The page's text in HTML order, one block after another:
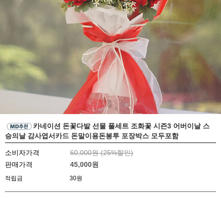
카네이션 돈꽃다발 선물 풀세트 조화꽃 시즌3 어버이날 스
승의날 감사엽서카드 돈말이용돈봉투 포장박스 모두포함
소비자가격 60,000원 (25%할인)
판매가격
45,000원
적립금 30원